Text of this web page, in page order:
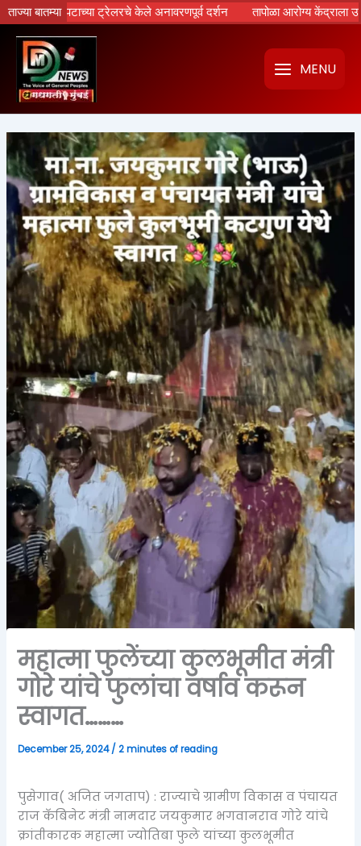
ताज्या बातम्याट्रेलरचे केले अनावरणपूर्व दर्शन तापोळा आरोग्य केंद्राला उपमुख्यमंत्री
Skip
to
content
MENU
महात्मा फुलेंच्या कुलभूमीत मंत्री
गोरे यांचे फुलांचा वर्षाव करून
स्वागत………
December 25, 2024/2 minutes of reading
पुसेगाव( अजित जगताप) : राज्याचे ग्रामीण विकास व पंचायत
राज कॅबिनेट मंत्री नामदार जयकुमार भगवानराव गोरे यांचे
क्रांतीकारक महात्मा ज्योतिबा फुले यांच्या कुलभूमीत